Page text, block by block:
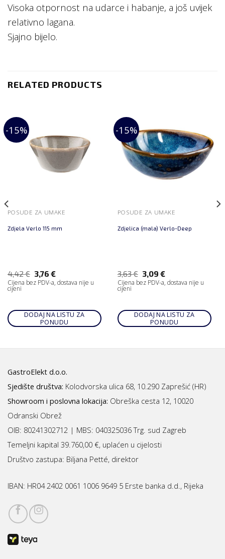
Visoka otpornost na udarce i habanje, a još uvijek
relativno lagana.
Sjajno bijelo.
RELATED PRODUCTS
-15%
POSUDE ZA UMAKE
Zdjela Verlo 115 mm
4,42€ 3,76€
Cijena bez PDV-a, dostava nije u
cijeni
DODAJ NA LISTU ZA
PONUDU
-15%
POSUDE ZA UMAKE
Zdjelica (mala) Verlo-Deep
3,63€ 3,09€
Cijena bez PDV-a, dostava nije u
cijeni
DODAJ NA LISTU ZA
PONUDU
GastroElekt d.o.o.
Sjedište društva: Kolodvorska ulica 68, 10.290 Zaprešić (HR)
Showroom i poslovna lokacija: Obreška cesta 12, 10020
Odranski Obrež
OIB: 80241302712 | MBS: 040325036 Trg. sud Zagreb
Temeljni kapital 39.760,00 €, uplaćen u cijelosti
Društvo zastupa: Biljana Petté, direktor
IBAN: HR04 2402 0061 1006 9649 5 Erste banka d.d., Rijeka